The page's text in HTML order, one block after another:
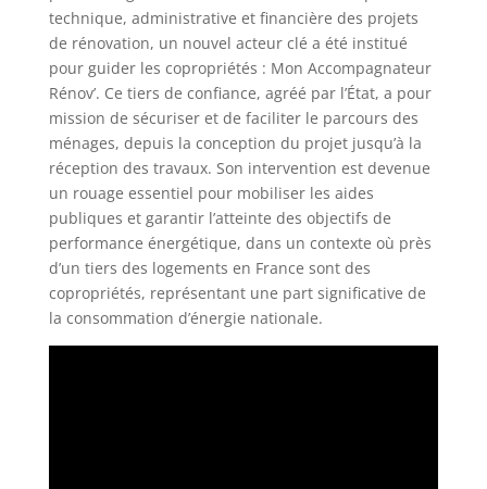
technique, administrative et financière des projets
de rénovation, un nouvel acteur clé a été institué
pour guider les copropriétés : Mon Accompagnateur
Rénov’. Ce tiers de confiance, agréé par l’État, a pour
mission de sécuriser et de faciliter le parcours des
ménages, depuis la conception du projet jusqu’à la
réception des travaux. Son intervention est devenue
un rouage essentiel pour mobiliser les aides
publiques et garantir l’atteinte des objectifs de
performance énergétique, dans un contexte où près
d’un tiers des logements en France sont des
copropriétés, représentant une part significative de
la consommation d’énergie nationale.